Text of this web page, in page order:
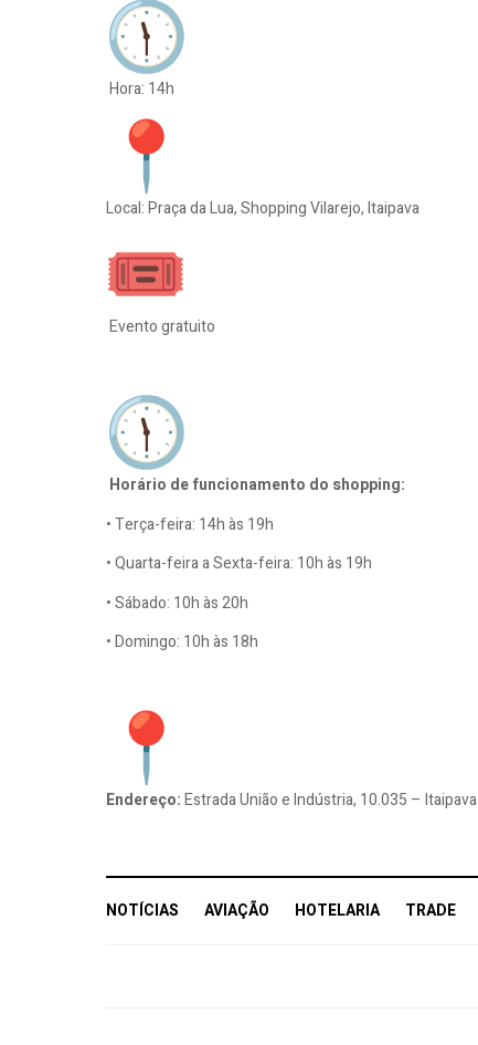
Hora: 14h
Local: Praça da Lua, Shopping Vilarejo, Itaipava
Evento gratuito
Horário de funcionamento do shopping:
• Terça-feira: 14h às 19h
• Quarta-feira a Sexta-feira: 10h às 19h
• Sábado: 10h às 20h
• Domingo: 10h às 18h
Endereço:Estrada União e Indústria, 10.035 – Itaipava
NOTÍCIAS AVIAÇÃO HOTELARIA TRADE